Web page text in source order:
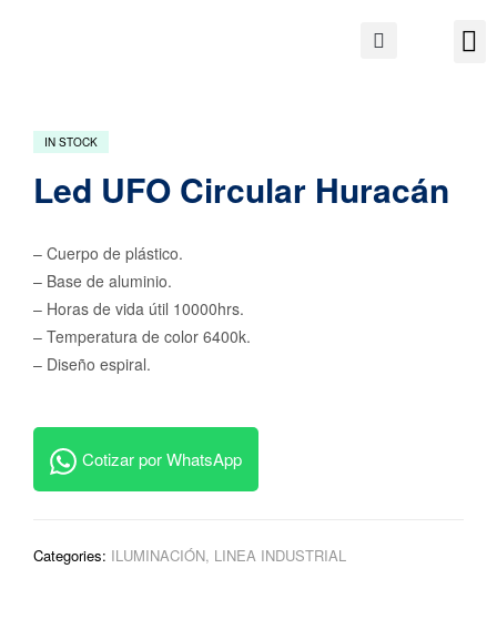
IN STOCK
Led UFO Circular Huracán
– Cuerpo de plástico.
– Base de aluminio.
– Horas de vida útil 10000hrs.
– Temperatura de color 6400k.
– Diseño espiral.
Cotizar por WhatsApp
Categories: ILUMINACIÓN, LINEA INDUSTRIAL